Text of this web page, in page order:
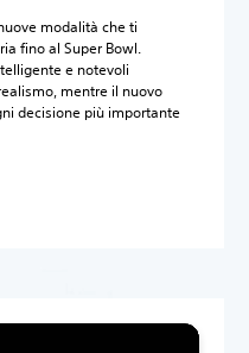
modalità che ti
fino al Super Bowl.
e notevoli
mentre il nuovo
decisione più importante